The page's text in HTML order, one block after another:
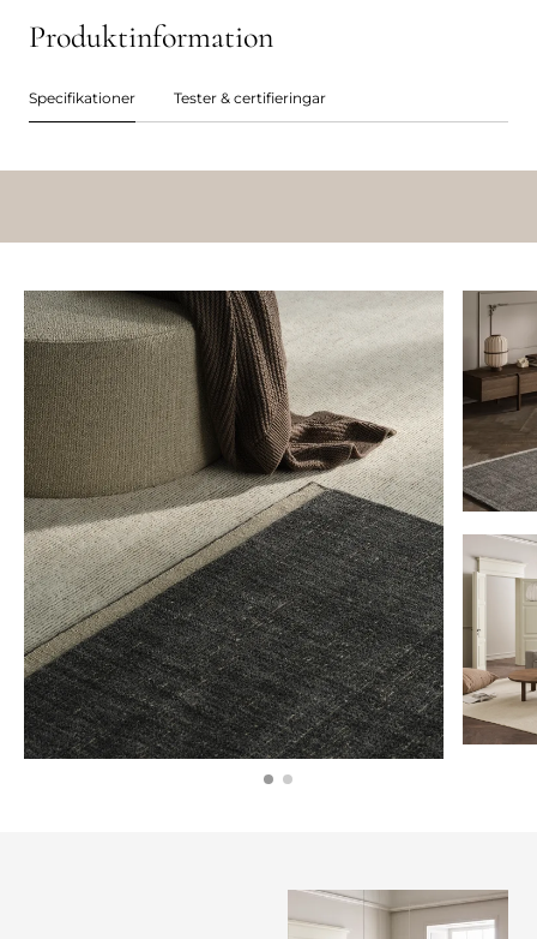
Produktinformation
Specifikationer Tester & certifieringar